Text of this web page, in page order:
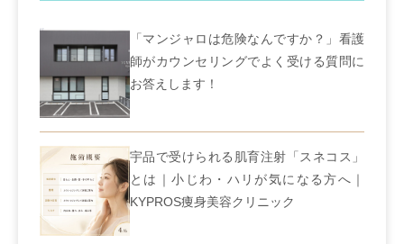
「マンジャロは危険なんですか？」看護
師がカウンセリングでよく受ける質問に
お答えします！
宇品で受けられる肌育注射「スネコス」
とは｜小じわ・ハリが気になる方へ｜
KYPROS痩身美容クリニック